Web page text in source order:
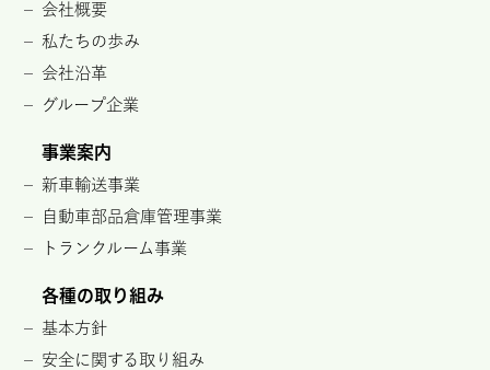
会社概要
私たちの歩み
会社沿革
グループ企業
事業案内
新車輸送事業
自動車部品倉庫管理事業
トランクルーム事業
各種の取り組み
基本方針
安全に関する取り組み